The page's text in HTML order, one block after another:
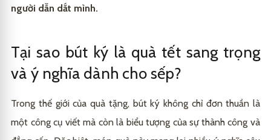
2.3 Phù hợp với tính cách và phong cách của sếp
3
Gợi ý các thương hiệu bút ký nổi tiếng phù hợp làm
quà tặng sếp
Bút Ký Montblanc
3.4 Bút Ký Lamy
3.5
cấp
4.1 Đa dạng các dòng bút ký cao cấp
4.2 Dịch vụ khắc tên chuyên nghiệp và nhanh chóng
4.3
Hộp quà tặng sang trọng, chuẩn bị chu đáo cho mùa
người dẫn dắt mình.
Tại sao bút ký là quà tết sang trọng
và ý nghĩa dành cho sếp?
Trong thế giới của quà tặng, bút ký không chỉ đơn thuần là
một công cụ viết mà còn là biểu tượng của sự thành công và